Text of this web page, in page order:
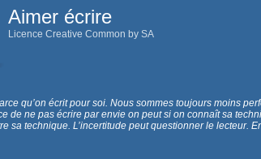
Aimer écrire
Licence Creative Common by SA
qu’on écrit pour soi. Nous sommes toujours moins
de ne pas écrire par envie on peut si on connaît sa
sa technique. L’incertitude peut questionner le lecteur.